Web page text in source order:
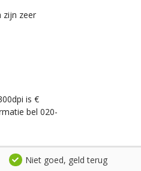
zijn zeer
is €
bel 020-
Niet goed, geld terug